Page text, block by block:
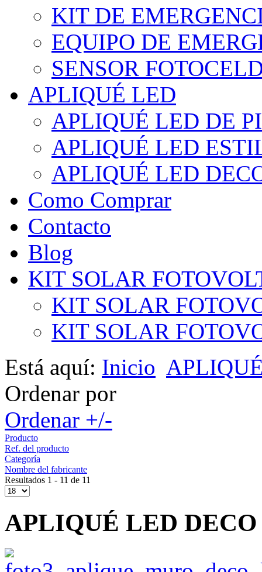
KIT DE
EQUIPO DE
SENSOR
APLIQUÉ LED
APLIQUÉ LED DE
APLIQUÉ LED
APLIQUÉ LED
Como Comprar
Contacto
Blog
KIT SOLAR
KIT SOLAR
KIT SOLAR
Está aquí: Inicio
Ordenar por
Ordenar +/-
Producto
Ref. del producto
Categoría
Nombre del fabricante
Resultados 1 - 11 de 11
APLIQUÉ LED DECO